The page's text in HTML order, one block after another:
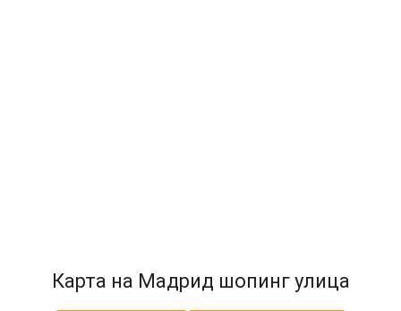
Карта на Мадрид шопинг улица